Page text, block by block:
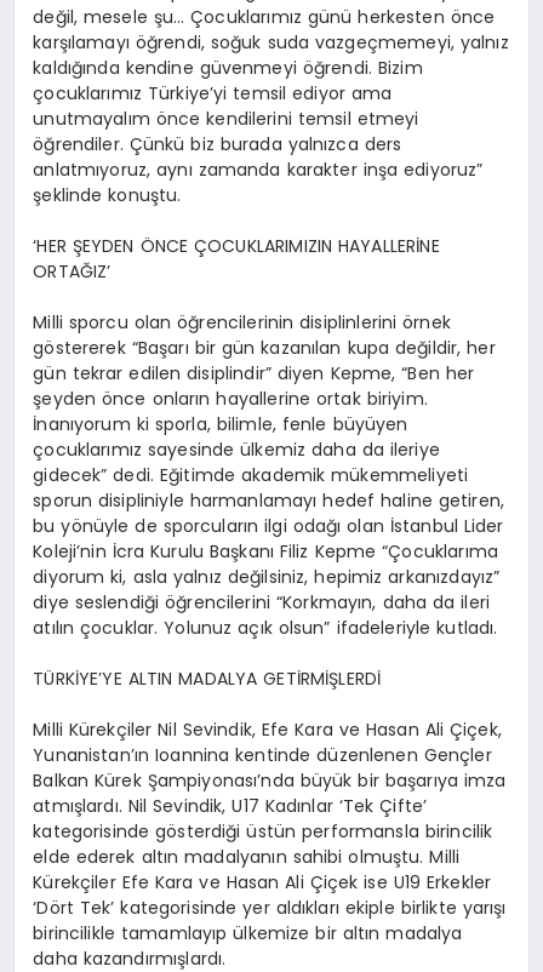
değil, mesele şu… Çocuklarımız günü herkesten önce
karşılamayı öğrendi, soğuk suda vazgeçmemeyi, yalnız
kaldığında kendine güvenmeyi öğrendi. Bizim
çocuklarımız Türkiye’yi temsil ediyor ama
unutmayalım önce kendilerini temsil etmeyi
öğrendiler. Çünkü biz burada yalnızca ders
anlatmıyoruz, aynı zamanda karakter inşa ediyoruz”
şeklinde konuştu.
‘HER ŞEYDEN ÖNCE ÇOCUKLARIMIZIN HAYALLERİNE
ORTAĞIZ’
Milli sporcu olan öğrencilerinin disiplinlerini örnek
göstererek “Başarı bir gün kazanılan kupa değildir, her
gün tekrar edilen disiplindir” diyen Kepme, “Ben her
şeyden önce onların hayallerine ortak biriyim.
İnanıyorum ki sporla, bilimle, fenle büyüyen
çocuklarımız sayesinde ülkemiz daha da ileriye
gidecek” dedi. Eğitimde akademik mükemmeliyeti
sporun disipliniyle harmanlamayı hedef haline getiren,
bu yönüyle de sporcuların ilgi odağı olan İstanbul Lider
Koleji’nin İcra Kurulu Başkanı Filiz Kepme “Çocuklarıma
diyorum ki, asla yalnız değilsiniz, hepimiz arkanızdayız”
diye seslendiği öğrencilerini “Korkmayın, daha da ileri
atılın çocuklar. Yolunuz açık olsun” ifadeleriyle kutladı.
TÜRKİYE’YE ALTIN MADALYA GETİRMİŞLERDİ
Milli Kürekçiler Nil Sevindik, Efe Kara ve Hasan Ali Çiçek,
Yunanistan’ın Ioannina kentinde düzenlenen Gençler
Balkan Kürek Şampiyonası’nda büyük bir başarıya imza
atmışlardı. Nil Sevindik, U17 Kadınlar ‘Tek Çifte’
kategorisinde gösterdiği üstün performansla birincilik
elde ederek altın madalyanın sahibi olmuştu. Milli
Kürekçiler Efe Kara ve Hasan Ali Çiçek ise U19 Erkekler
‘Dört Tek’ kategorisinde yer aldıkları ekiple birlikte yarışı
birincilikle tamamlayıp ülkemize bir altın madalya
daha kazandırmışlardı.